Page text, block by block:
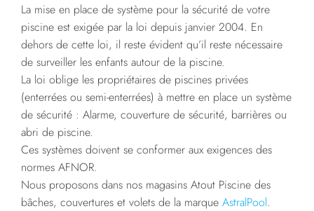
La mise en place de système pour la sécurité de votre
piscine est exigée par la loi depuis janvier 2004. En
dehors de cette loi, il reste évident qu’il reste nécessaire
de surveiller les enfants autour de la piscine.
La loi oblige les propriétaires de piscines privées
(enterrées ou semi-enterrées) à mettre en place un système
de sécurité : Alarme, couverture de sécurité, barrières ou
abri de piscine.
Ces systèmes doivent se conformer aux exigences des
normes AFNOR.
Nous proposons dans nos magasins Atout Piscine des
bâches, couvertures et volets de la marque AstralPool.